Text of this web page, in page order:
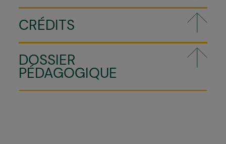
CRÉDITS
DOSSIER
PÉDAGOGIQUE